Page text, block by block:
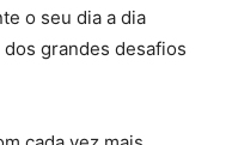
o seu dia a dia
grandes desafios